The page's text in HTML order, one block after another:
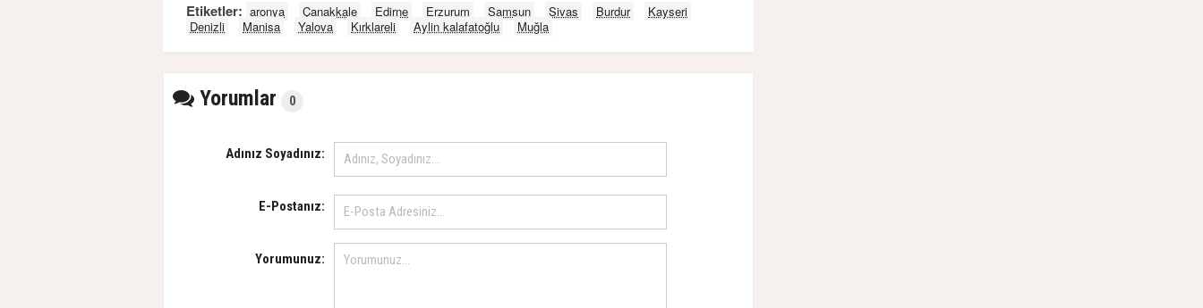
Etiketler: aronya Çanakkale Edirne Erzurum Samsun Sivas Burdur
Kayseri
Denizli
Manisa Yalova Kırklareli Aylin kalafatoğlu Muğla
Yorumlar 0
Adınız Soyadınız:
E-Postanız:
Yorumunuz: